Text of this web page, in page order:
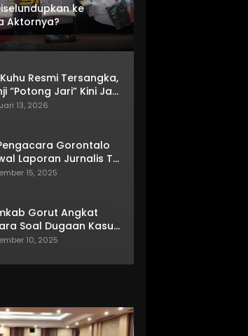
ke
Aktornya?
Resmi Tersangka,
“Potong Jari” Kini Jadi
13, 2026
Gorontalo
Laporan Jurnalis TV
15, 2025
Gorut Angkat
Soal Dugaan Kasus
Oknum ASN
10, 2025